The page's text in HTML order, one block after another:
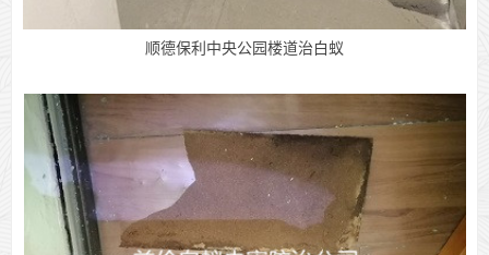
顺德保利中央公园楼道治白蚁